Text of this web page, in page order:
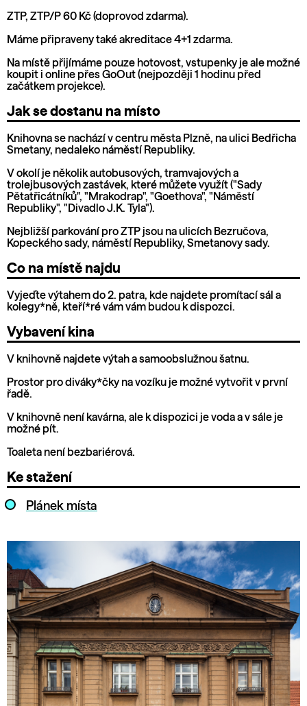
ZTP, ZTP/P 60 Kč (doprovod zdarma).
Máme připraveny také akreditace 4+1 zdarma.
Na místě přijímáme pouze hotovost, vstupenky je ale možné
koupit i online přes GoOut (nejpozději 1 hodinu před
začátkem projekce).
Jak se dostanu na místo
Knihovna se nachází v centru města Plzně, na ulici Bedřicha
Smetany, nedaleko náměstí Republiky.
V okolí je několik autobusových, tramvajových a
trolejbusových zastávek, které můžete využít ("Sady
Pětatřicátníků", "Mrakodrap", "Goethova", "Náměstí
Republiky", "Divadlo J.K. Tyla").
Nejbližší parkování pro ZTP jsou na ulicích Bezručova,
Kopeckého sady, náměstí Republiky, Smetanovy sady.
Co na místě najdu
Vyjeďte výtahem do 2. patra, kde najdete promítací sál a
kolegy*ně, kteří*ré vám vám budou k dispozci.
Vybavení kina
V knihovně najdete výtah a samoobslužnou šatnu.
Prostor pro diváky*čky na vozíku je možné vytvořit v první
řadě.
V knihovně není kavárna, ale k dispozici je voda a v sále je
možné pít.
Toaleta není bezbariérová.
Ke stažení
Plánek místa